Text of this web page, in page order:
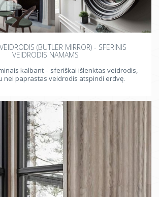
(BUTLER MIRROR) - SFERINIS
VEIDRODIS NAMAMS
kalbant – sferiškai išlenktas veidrodis,
nei paprastas veidrodis atspindi erdvę.